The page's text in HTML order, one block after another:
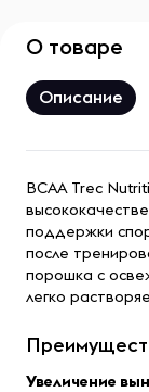
О товаре
Описание
BCAA Trec
поддержки
после
порошка с
легко
Увеличение